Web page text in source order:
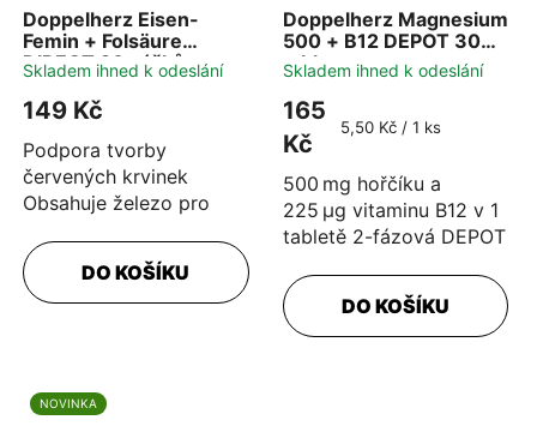
Doppelherz Eisen-
Femin + Folsäure
DIRECT 20 sáčků
Skladem ihned k odeslání
149 Kč
Podpora tvorby
červených krvinek
Obsahuje železo pro
vyčerpání S přídavkem
vitamínu C pro lepší...
DO KOŠÍKU
Doppelherz Magnesium
500 + B12 DEPOT 30
tablet
Skladem ihned k odeslání
165
Kč
Měrná
5,50 Kč / 1 ks
500 mg hořčíku a
225 µg vitaminu B12 v 1
tabletě 2-fázová DEPOT
dlouhodobé uvolňování
živin...
DO KOŠÍKU
NOVINKA